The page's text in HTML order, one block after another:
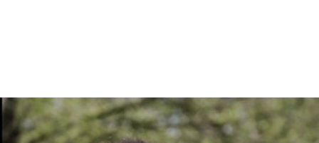
En tant qu'abonné, découvre des conten